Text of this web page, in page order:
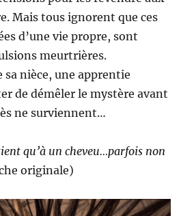
Mais tous ignorent que ces
d’une vie propre, sont
meurtrières.
sa nièce, une apprentie
de démêler le mystère avant
ne surviennent…
qu’à un cheveu…parfois non
originale)